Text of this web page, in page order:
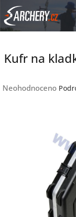
Přejít
na
obsah
Kufr na
Průměrné
Neohodnoceno